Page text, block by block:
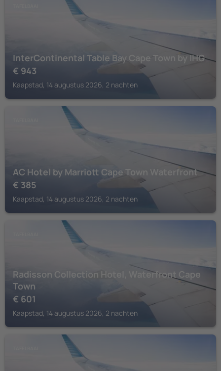
InterContinental Table Bay Cape Town by IHG
€ 943
Kaapstad, 14 augustus 2026, 2 nachten
AC Hotel by Marriott Cape Town Waterfront
€ 385
Kaapstad, 14 augustus 2026, 2 nachten
Radisson Collection Hotel, Waterfront Cape
Town
€ 601
Kaapstad, 14 augustus 2026, 2 nachten